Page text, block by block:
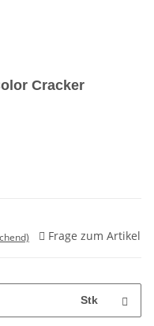
Cracker
Frage zum Artikel
Stk